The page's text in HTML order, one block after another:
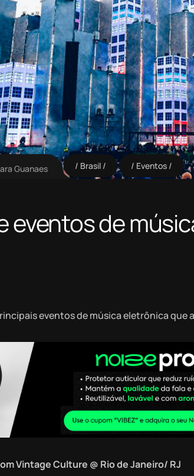
Guanaes Brasil Eventos
eventos de
eventos de música eletrônica que
Vintage Culture @ Rio de Janeiro/ RJ